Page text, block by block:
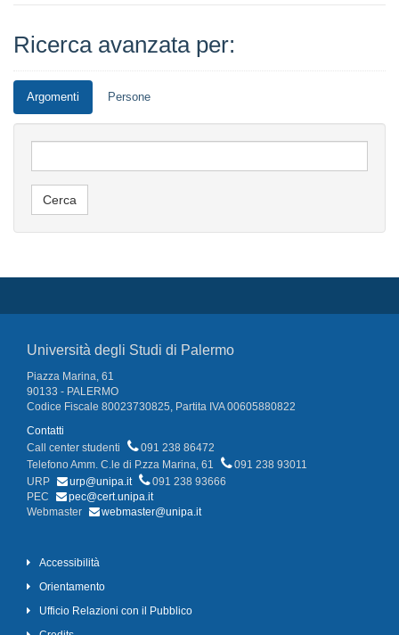
Ricerca avanzata per:
Argomenti Persone
Università degli Studi di Palermo
Piazza Marina, 61
90133 - PALERMO
Codice Fiscale 80023730825, Partita IVA 00605880822
Contatti
Call center studenti
091 238 86472
Telefono Amm. C.le di P.zza Marina, 61
091 238 93011
URP
urp@unipa.it
091 238 93666
PEC
pec@cert.unipa.it
Webmaster
webmaster@unipa.it
Accessibilità
Orientamento
Ufficio Relazioni con il Pubblico